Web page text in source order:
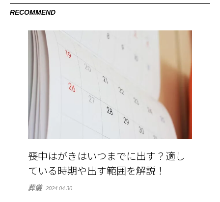
RECOMMEND
喪中はがきはいつまでに出す？適し
ている時期や出す範囲を解説！
葬儀 2024.04.30